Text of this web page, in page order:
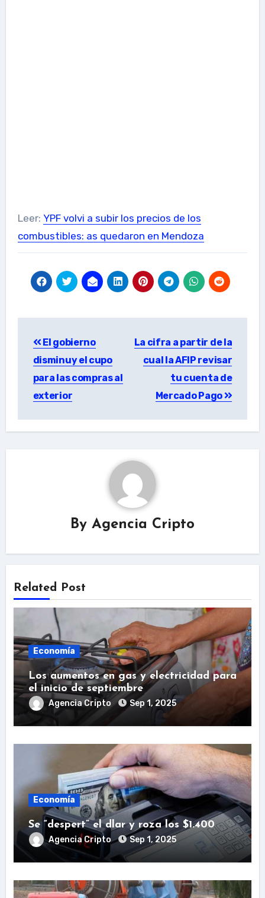
Leer: YPF volvi a subir los precios de los
combustibles: as quedaron en Mendoza
navigation
El gobierno
disminuy el cupo
para las compras al
exterior
La cifra a partir de la
cual la AFIP revisar
tu cuenta de
Mercado Pago
By Agencia Cripto
Related Post
Economía
Los aumentos en gas y electricidad para
el inicio de septiembre
Agencia Cripto Sep 1, 2025
Economía
Se “despert” el dlar y roza los $1.400
Agencia Cripto Sep 1, 2025